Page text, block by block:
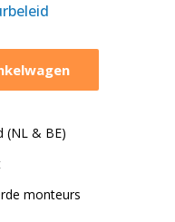
(NL & BE)
monteurs